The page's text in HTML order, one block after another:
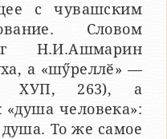
с чувашским
Словом
Н.И.Ашмарин
а «шӳреллӗ» —
ХУП, 263), а
«душа человека»:
То же самое